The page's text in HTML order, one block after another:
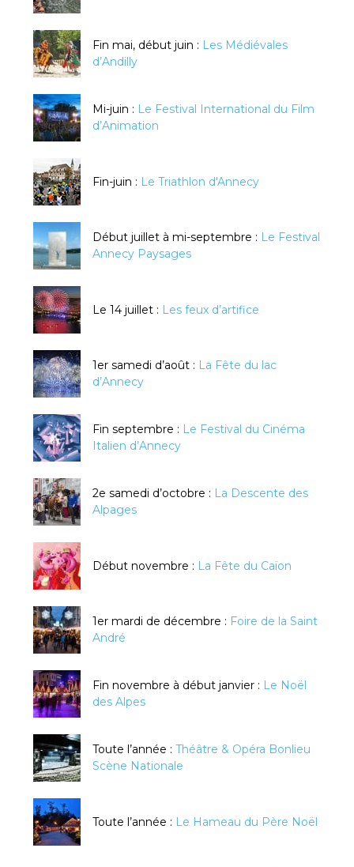
Fin mai, début juin : Les Médiévales
d’Andilly
Mi-juin : Le Festival International du Film
d’Animation
Fin-juin : Le Triathlon d'Annecy
Début juillet à mi-septembre : Le Festival
Annecy Paysages
Le 14 juillet : Les feux d’artifice
1er samedi d’août : La Fête du lac
d’Annecy
Fin septembre : Le Festival du Cinéma
Italien d’Annecy
2e samedi d’octobre : La Descente des
Alpages
Début novembre : La Fête du Caïon
1er mardi de décembre : Foire de la Saint
André
Fin novembre à début janvier : Le Noël
des Alpes
Toute l’année : Théâtre & Opéra Bonlieu
Scène Nationale
Toute l’année : Le Hameau du Père Noël